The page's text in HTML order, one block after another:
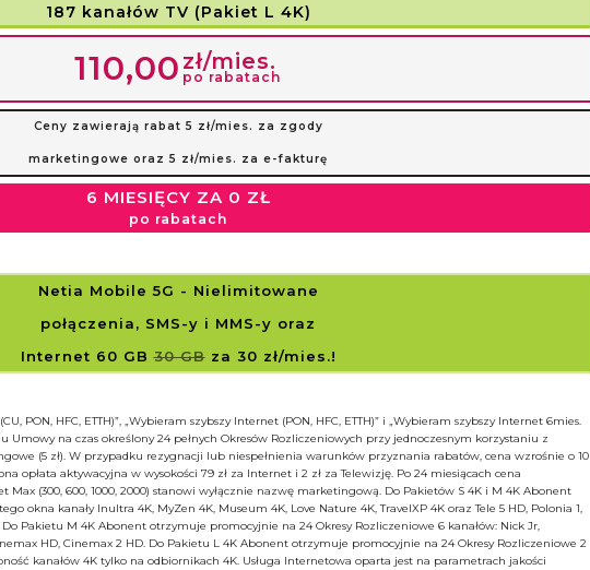
187 kanałów TV (Pakiet L 4K)
110,00 zł/mies.
po rabatach
Ceny zawierają rabat 5 zł/mies. za zgody
marketingowe oraz 5 zł/mies. za e-fakturę
6 MIESIĘCY ZA 0 ZŁ
po rabatach
Netia Mobile 5G - Nielimitowane
połączenia, SMS-y i MMS-y oraz
Internet 60 GB30 GBza 30 zł/mies.!
PON, HFC, ETTH)”, „Wybieram szybszy Internet (PON, HFC, ETTH)” i „Wybieram szybszy Internet 6mies.
Umowy na czas określony 24 pełnych Okresów Rozliczeniowych przy jednoczesnym korzystaniu z
(5 zł). W przypadku rezygnacji lub niespełnienia warunków przyznania rabatów, cena wzrośnie o 10
opłata aktywacyjna w wysokości 79 zł za Internet i 2 zł za Telewizję. Po 24 miesiącach cena
Max (300, 600, 1000, 2000) stanowi wyłącznie nazwę marketingową. Do Pakietów S 4K i M 4K Abonent
okna kanały Inultra 4K, MyZen 4K, Museum 4K, Love Nature 4K, TravelXP 4K oraz Tele 5 HD, Polonia 1,
Do Pakietu M 4K Abonent otrzymuje promocyjnie na 24 Okresy Rozliczeniowe 6 kanałów: Nick Jr,
HD, Cinemax 2 HD. Do Pakietu L 4K Abonent otrzymuje promocyjnie na 24 Okresy Rozliczeniowe 2
kanałów 4K tylko na odbiornikach 4K. Usługa Internetowa oparta jest na parametrach jakości